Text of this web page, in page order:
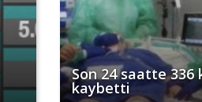
Son 24 saatte 336
kaybetti